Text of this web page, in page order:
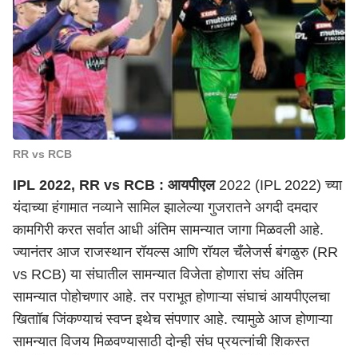
RR vs RCB
IPL 2022, RR vs RCB : आयपीएल2022 (IPL 2022) च्या
यंदाच्या हंगामात नव्याने सामिल झालेल्या गुजरातने अगदी दमदार
कामगिरी करत सर्वात आधी अंतिम सामन्यात जागा मिळवली आहे.
ज्यानंतर आजराजस्थान रॉयल्स आणि रॉयल चँलेजर्स बंगळुरु (RR
vs RCB) या संघातील सामन्यात विजेता होणारा संघ अंतिम
सामन्यात पोहोचणार आहे. तर पराभूत होणाऱ्या संघाचं आयपीएलचा
खिताॉब जिंकण्याचं स्वप्न इथेच संपणार आहे. त्यामुळे आज होणाऱ्या
सामन्यात विजय मिळवण्यासाठी दोन्ही संघ प्रयत्नांची शिकस्त